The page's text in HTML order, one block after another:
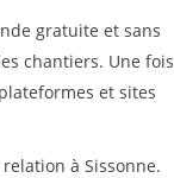
gratuite et sans
chantiers. Une fois
et sites
à Sissonne.